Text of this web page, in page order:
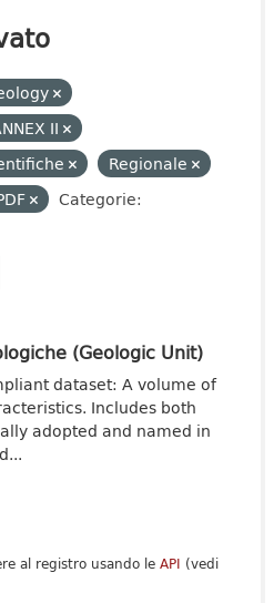
II
Regionale
Categorie:
(Geologic Unit)
dataset: A volume of
Includes both
adopted and named in
al registro usando le API (vedi